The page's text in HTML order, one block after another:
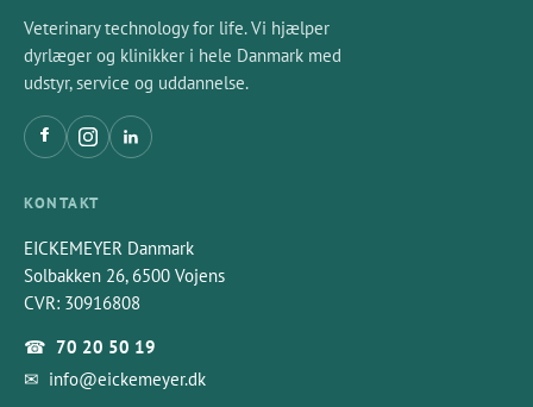
Veterinary technology for life. Vi hjælper
dyrlæger og klinikker i hele Danmark med
udstyr, service og uddannelse.
KONTAKT
EICKEMEYER Danmark
Solbakken 26, 6500 Vojens
CVR: 30916808
☎ 70 20 50 19
✉ info@eickemeyer.dk